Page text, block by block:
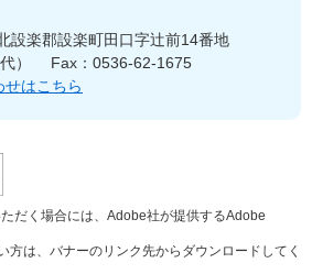
設楽郡設楽町田口字辻前14番地
）
Fax：0536-62-1675
せはこちら
だく場合には、Adobe社が提供するAdobe
方は、バナーのリンク先からダウンロードしてく